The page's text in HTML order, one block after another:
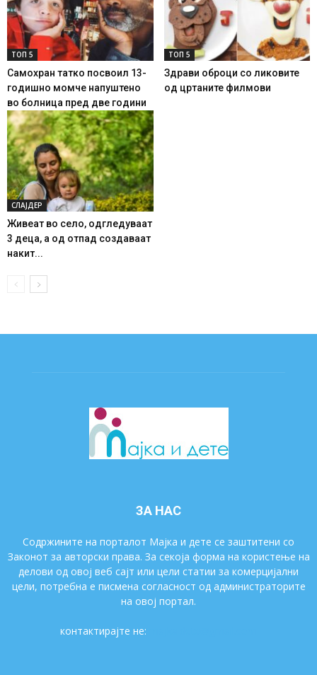
ТОП 5
Самохран татко посвоил 13-
годишно момче напуштено
во болница пред две години
ТОП 5
Здрави оброци со ликовите
од цртаните филмови
СЛАЈДЕР
Живеат во село, одгледуваат
3 деца, а од отпад создаваат
накит...
ЗА НАС
Содржините на порталот Мајка и дете се заштитени со
Законот за авторски права. За секоја форма на користење на
делови од овој веб сајт или цели статии за комерцијални
цели, потребна е писмена согласност од администраторите
на овој портал.
контактирајте не: